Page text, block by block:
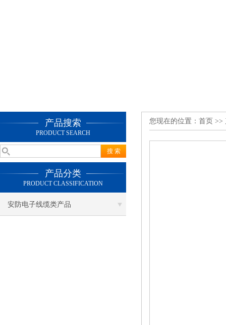
产品搜索
PRODUCT SEARCH
产品分类
PRODUCT CLASSIFICATION
安防电子线缆类产品
您现在的位置： 首页 >>